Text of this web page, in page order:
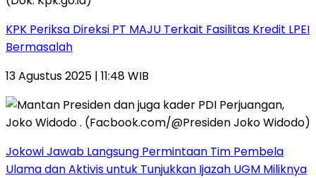
KPK Periksa Direksi PT MAJU Terkait Fasilitas Kredit LPEI
Bermasalah
13 Agustus 2025 | 11:48 WIB
Jokowi Jawab Langsung Permintaan Tim Pembela
Ulama dan Aktivis untuk Tunjukkan Ijazah UGM Miliknya